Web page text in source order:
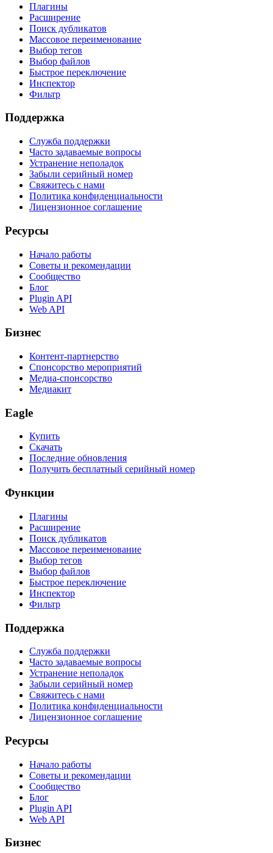
Плагины
Расширение
Поиск дубликатов
Массовое переименование
Выбор тегов
Выбор файлов
Быстрое переключение
Инспектор
Фильтр
Поддержка
Служба поддержки
Часто задаваемые вопросы
Устранение неполадок
Забыли серийный номер
Свяжитесь с нами
Политика конфиденциальности
Лицензионное соглашение
Ресурсы
Начало работы
Советы и рекомендации
Сообщество
Блог
Plugin API
Web API
Бизнес
Контент-партнерство
Спонсорство мероприятий
Медиа-спонсорство
Медиакит
Eagle
Купить
Скачать
Последние обновления
Получить бесплатный серийный номер
Функции
Плагины
Расширение
Поиск дубликатов
Массовое переименование
Выбор тегов
Выбор файлов
Быстрое переключение
Инспектор
Фильтр
Поддержка
Служба поддержки
Часто задаваемые вопросы
Устранение неполадок
Забыли серийный номер
Свяжитесь с нами
Политика конфиденциальности
Лицензионное соглашение
Ресурсы
Начало работы
Советы и рекомендации
Сообщество
Блог
Plugin API
Web API
Бизнес